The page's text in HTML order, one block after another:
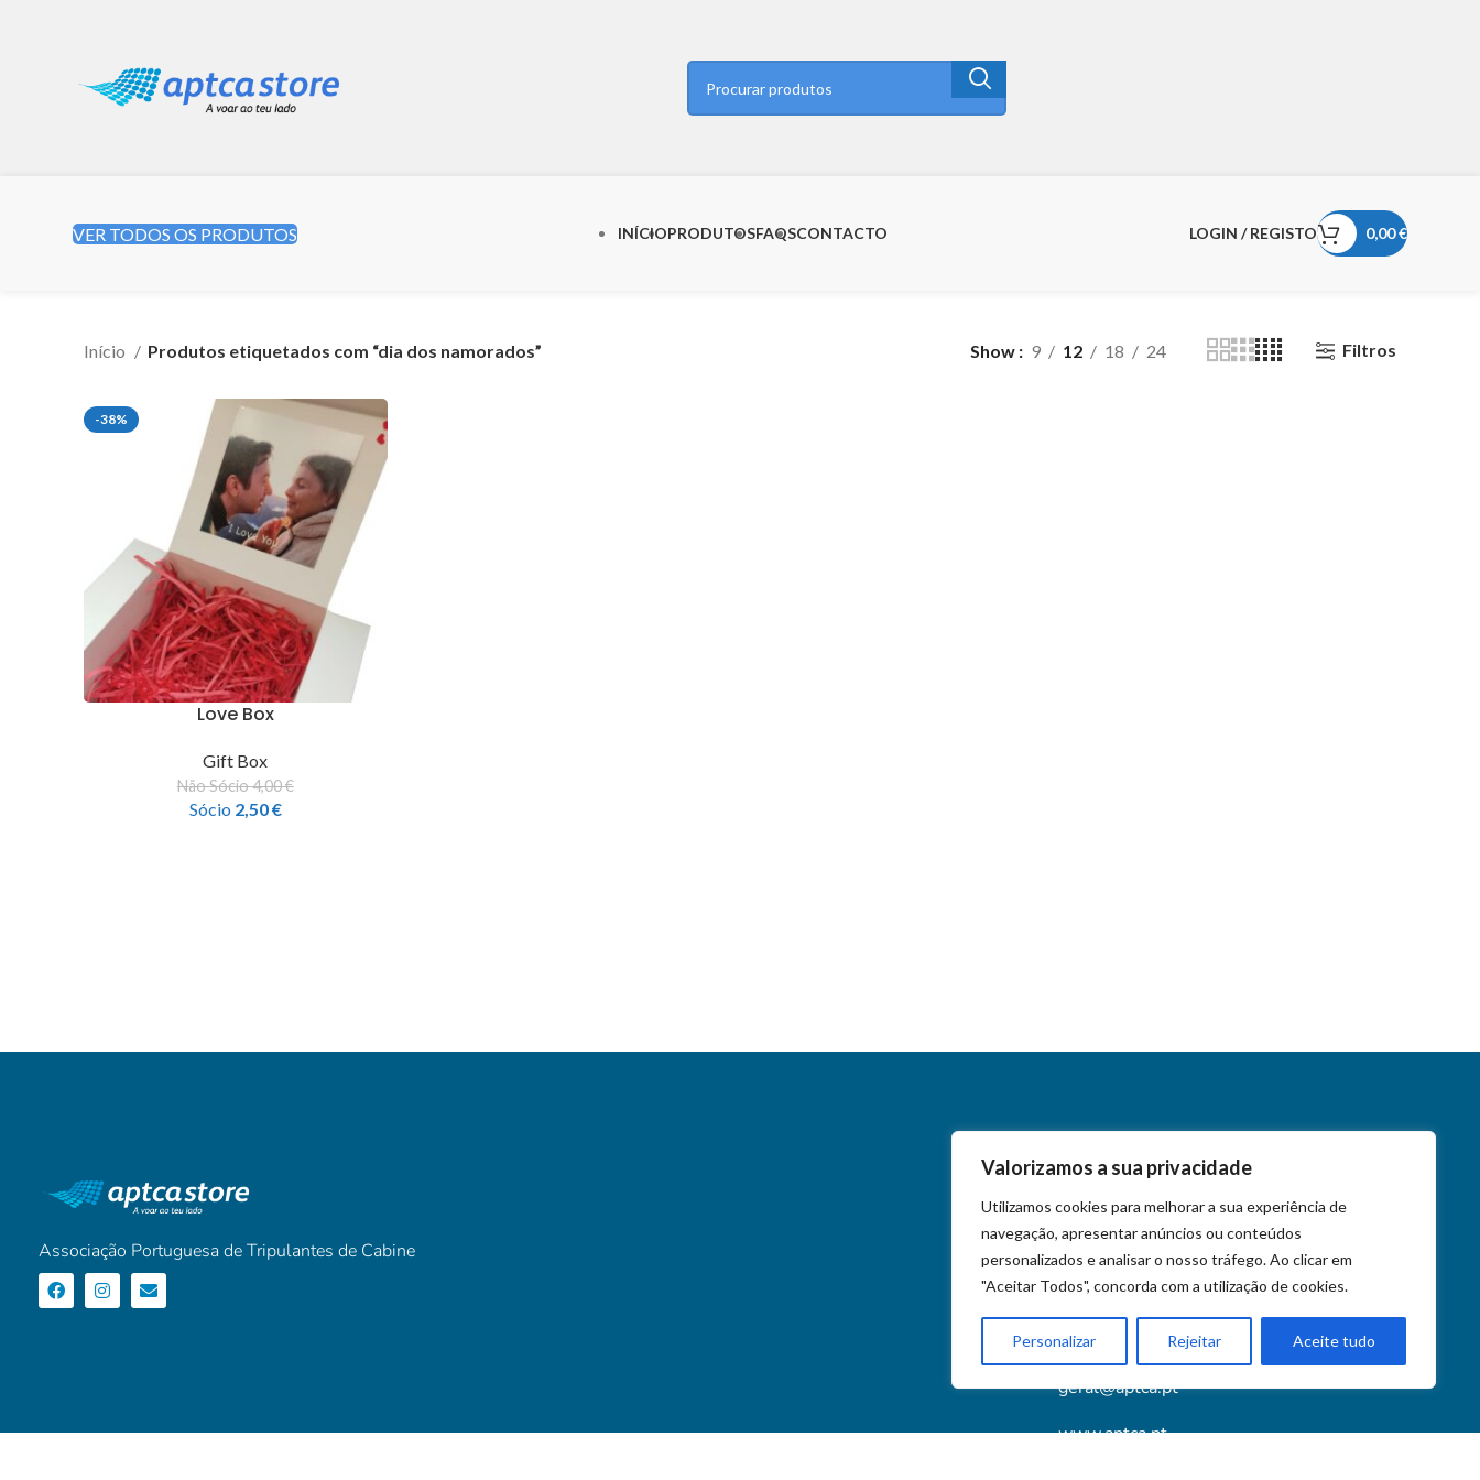
Valorizamos a sua privacidade
Utilizamos cookies para melhorar a sua experiência de
navegação, apresentar anúncios ou conteúdos
personalizados e analisar o nosso tráfego. Ao clicar em
"Aceitar Todos", concorda com a utilização de cookies.
Personalizar Rejeitar Aceite tudo
VER TODOS OS PRODUTOS INÍCIOPRODUTOSFAQSCONTACTO LOGIN / REGISTO 0,00€
Início Produtos etiquetados com “dia dos namorados” Show 9 12 18 24 Filtros
-38%
Love Box
Gift Box
Não Sócio4,00€
Sócio 2,50€
Associação Portuguesa de Tripulantes de Cabine
Contactos
+351 218 452 020
+351 939 572 023
Av. Almirante Gago Coutinho 90, 1749-039
Lisboa
geral@aptca.pt
www.aptca.pt